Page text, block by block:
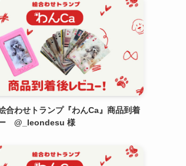
合わせトランプ『わんCa』商品到着
@_leondesu 様